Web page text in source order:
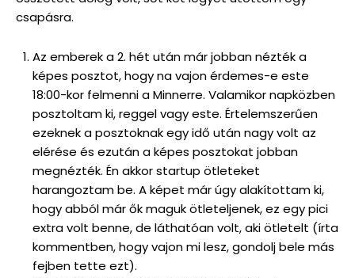
csapásra.
Az emberek a 2. hét után már jobban nézték a
képes posztot, hogy na vajon érdemes-e este
18:00-kor felmenni a Minnerre. Valamikor napközben
posztoltam ki, reggel vagy este. Értelemszerűen
ezeknek a posztoknak egy idő után nagy volt az
elérése és ezután a képes posztokat jobban
megnézték. Én akkor startup ötleteket
harangoztam be. A képet már úgy alakítottam ki,
hogy abból már ők maguk ötleteljenek, ez egy pici
extra volt benne, de láthatóan volt, aki ötletelt (írta
kommentben, hogy vajon mi lesz, gondolj bele más
fejben tette ezt).